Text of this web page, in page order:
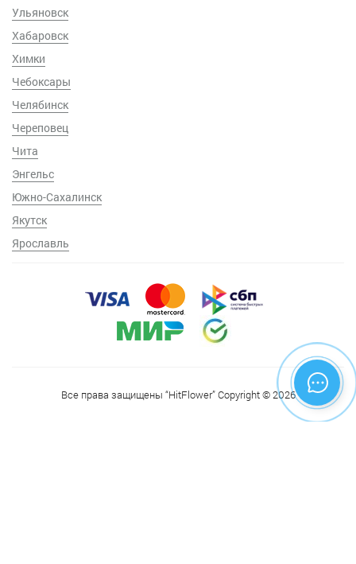
Ульяновск
Хабаровск
Химки
Чебоксары
Челябинск
Череповец
Чита
Энгельс
Южно-Сахалинск
Якутск
Ярославль
Все права защищены “HitFlower” Copyright © 2026